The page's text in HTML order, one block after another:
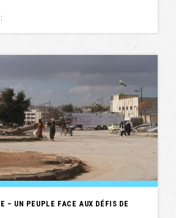
– UN PEUPLE FACE AUX DÉFIS DE